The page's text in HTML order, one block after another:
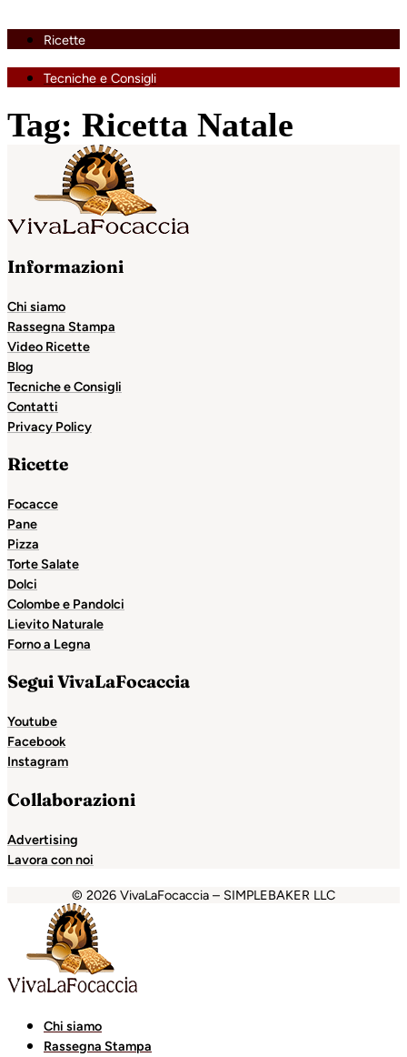
Ricette
Tecniche e Consigli
Tag: Ricetta Natale
Informazioni
Chi siamo
Rassegna Stampa
Video Ricette
Blog
Tecniche e Consigli
Contatti
Privacy Policy
Ricette
Focacce
Pane
Pizza
Torte Salate
Dolci
Colombe e Pandolci
Lievito Naturale
Forno a Legna
Segui VivaLaFocaccia
Youtube
Facebook
Instagram
Collaborazioni
Advertising
Lavora con noi
© 2026 VivaLaFocaccia – SIMPLEBAKER LLC
jojobetholiganbet
Chi siamo
Rassegna Stampa